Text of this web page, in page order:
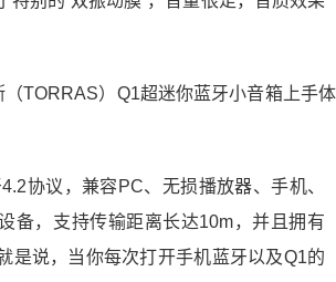
协议，兼容PC、无损播放器、手机、
备，支持传输距离长达10m，并且拥有
是说，当你每次打开手机蓝牙以及Q1的